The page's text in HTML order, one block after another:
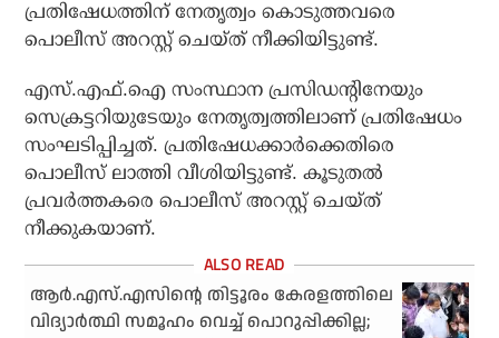
പ്രതിഷേധത്തിന് നേതൃത്വം കൊടുത്തവരെ
പൊലീസ് അറസ്റ്റ് ചെയ്ത് നീക്കിയിട്ടുണ്ട്.
എസ്.എഫ്.ഐ സംസ്ഥാന പ്രസിഡന്റിനേയും
സെക്രട്ടറിയുടേയും നേതൃത്വത്തിലാണ് പ്രതിഷേധം
സംഘടിപ്പിച്ചത്. പ്രതിഷേധക്കാര്‍ക്കെതിരെ
പൊലീസ് ലാത്തി വീശിയിട്ടുണ്ട്. കൂടുതല്‍
പ്രവര്‍ത്തകരെ പൊലീസ് അറസ്റ്റ് ചെയ്ത്
നീക്കുകയാണ്.
ആര്‍.എസ്.എസിന്റെ തിട്ടൂരം കേരളത്തിലെ
വിദ്യാര്‍ത്ഥി സമൂഹം വെച്ച് പൊറുപ്പിക്കില്ല;